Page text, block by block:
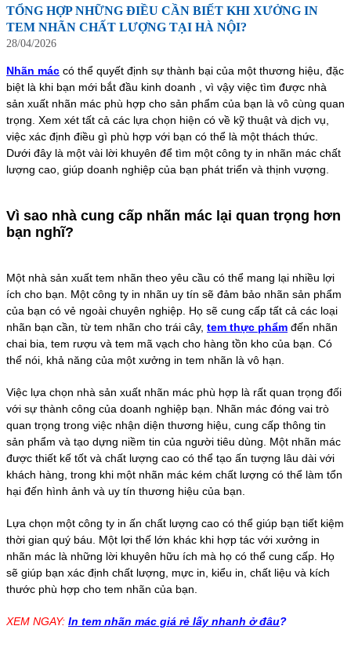
TỔNG HỢP NHỮNG ĐIỀU CẦN BIẾT KHI XƯỞNG IN
TEM NHÃN CHẤT LƯỢNG TẠI HÀ NỘI?
28/04/2026
Nhãn mác có thể quyết định sự thành bại của một thương hiệu, đặc
biệt là khi bạn mới bắt đầu kinh doanh , vì vậy việc tìm được nhà
sản xuất nhãn mác phù hợp cho sản phẩm của bạn là vô cùng quan
trọng. Xem xét tất cả các lựa chọn hiện có về kỹ thuật và dịch vụ,
việc xác định điều gì phù hợp với bạn có thể là một thách thức.
Dưới đây là một vài lời khuyên để tìm một công ty in nhãn mác chất
lượng cao, giúp doanh nghiệp của bạn phát triển và thịnh vượng.
Vì sao nhà cung cấp nhãn mác lại quan trọng hơn
bạn nghĩ?
Một nhà sản xuất tem nhãn theo yêu cầu có thể mang lại nhiều lợi
ích cho bạn. Một công ty in nhãn uy tín sẽ đảm bảo nhãn sản phẩm
của bạn có vẻ ngoài chuyên nghiệp. Họ sẽ cung cấp tất cả các loại
nhãn bạn cần, từ tem nhãn cho trái cây, tem thực phẩm đến nhãn
chai bia, tem rượu và tem mã vạch cho hàng tồn kho của bạn. Có
thể nói, khả năng của một xưởng in tem nhãn là vô hạn.
Việc lựa chọn nhà sản xuất nhãn mác phù hợp là rất quan trọng đối
với sự thành công của doanh nghiệp bạn. Nhãn mác đóng vai trò
quan trọng trong việc nhận diện thương hiệu, cung cấp thông tin
sản phẩm và tạo dựng niềm tin của người tiêu dùng. Một nhãn mác
được thiết kế tốt và chất lượng cao có thể tạo ấn tượng lâu dài với
khách hàng, trong khi một nhãn mác kém chất lượng có thể làm tổn
hại đến hình ảnh và uy tín thương hiệu của bạn.
Lựa chọn một công ty in ấn chất lượng cao có thể giúp bạn tiết kiệm
thời gian quý báu. Một lợi thế lớn khác khi hợp tác với xưởng in
nhãn mác là những lời khuyên hữu ích mà họ có thể cung cấp. Họ
sẽ giúp bạn xác định chất lượng, mực in, kiểu in, chất liệu và kích
thước phù hợp cho tem nhãn của bạn.
XEM NGAY: In tem nhãn mác giá rẻ lấy nhanh ở đâu?